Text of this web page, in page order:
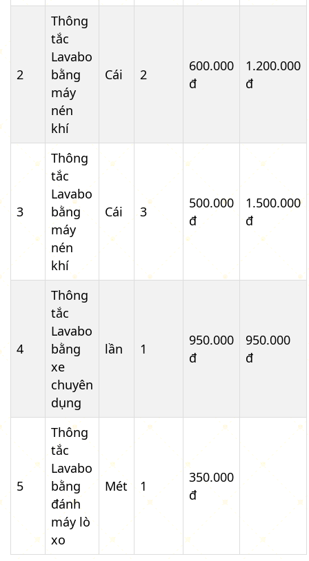
2
Thông
tắc
Lavabo
bằng
máy
nén
khí
Cái 2
600.000
đ
1.200.000
đ
3
Thông
tắc
Lavabo
bằng
máy
nén
khí
Cái 3
500.000
đ
1.500.000
đ
4
Thông
tắc
Lavabo
bằng
xe
chuyên
dụng
lần 1
950.000
đ
950.000
đ
5
Thông
tắc
Lavabo
bằng
đánh
máy lò
xo
Mét 1
350.000
đ